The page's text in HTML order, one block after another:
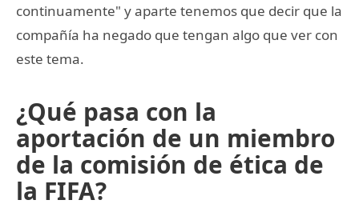
continuamente" y aparte tenemos que decir que la
compañía ha negado que tengan algo que ver con
este tema.
¿Qué pasa con la
aportación de un miembro
de la comisión de ética de
la FIFA?